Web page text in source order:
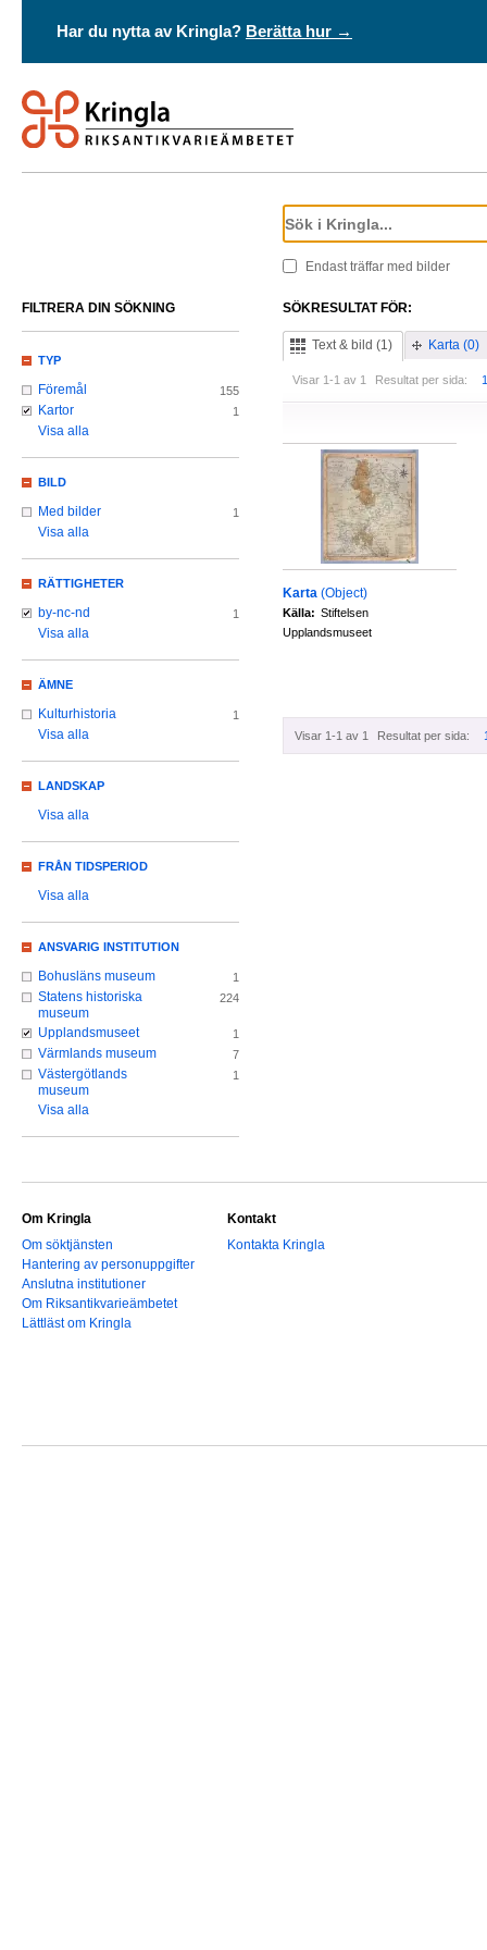
Har du nytta av Kringla? Berätta hur →
Endast träffar med bilder
SÖKRESULTAT FÖR:
Text & bild (1) Karta (0)
Visar 1-1 av 1 Resultat per sida:
Karta (Object)
Källa: Stiftelsen
Upplandsmuseet
Visar 1-1 av 1 Resultat per sida:
FILTRERA DIN SÖKNING
TYP
Föremål 155
Kartor 1
Visa alla
BILD
Med bilder 1
Visa alla
RÄTTIGHETER
by-nc-nd 1
Visa alla
ÄMNE
Kulturhistoria 1
Visa alla
LANDSKAP
Visa alla
FRÅN TIDSPERIOD
Visa alla
ANSVARIG INSTITUTION
Bohusläns museum 1
Statens historiska
museum
224
Upplandsmuseet 1
Värmlands museum 7
Västergötlands
museum
1
Visa alla
Om Kringla
Om söktjänsten
Hantering av personuppgifter
Anslutna institutioner
Om Riksantikvarieämbetet
Lättläst om Kringla
Kontakt
Kontakta Kringla